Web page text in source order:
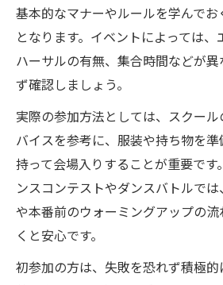
基本的なマナーやルールを学んで
となります。イベントによっては、
ハーサルの有無、集合時間などが
ず確認しましょう。
実際の参加方法としては、スクー
バイスを参考に、服装や持ち物を
持って会場入りすることが重要で
ンスコンテストやダンスバトルで
や本番前のウォーミングアップの
くと安心です。
初参加の方は、失敗を恐れず積極